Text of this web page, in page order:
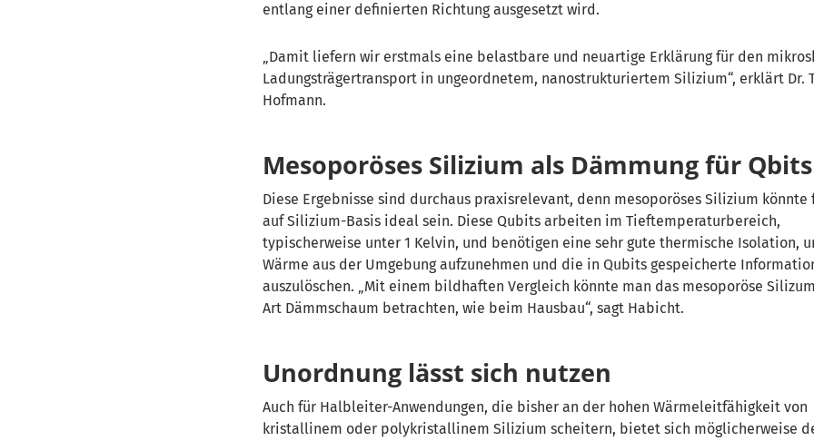
entlang einer definierten Richtung ausgesetzt wird.
Damit liefern wir erstmals eine belastbare und neuartige Erklärung für den
Ladungsträgertransport in ungeordnetem, nanostrukturiertem Silizium“, erklärt Dr.
Hofmann.
Mesoporöses Silizium als Dämmung für Qbits
Diese Ergebnisse sind durchaus praxisrelevant, denn mesoporöses Silizium könnte
auf Silizium-Basis ideal sein. Diese Qubits arbeiten im Tieftemperaturbereich,
typischerweise unter 1 Kelvin, und benötigen eine sehr gute thermische Isolation,
Wärme aus der Umgebung aufzunehmen und die in Qubits gespeicherte
auszulöschen. „Mit einem bildhaften Vergleich könnte man das mesoporöse
Art Dämmschaum betrachten, wie beim Hausbau“, sagt Habicht.
Unordnung lässt sich nutzen
Auch für Halbleiter-Anwendungen, die bisher an der hohen Wärmeleitfähigkeit von
kristallinem oder polykristallinem Silizium scheitern, bietet sich möglicherweise